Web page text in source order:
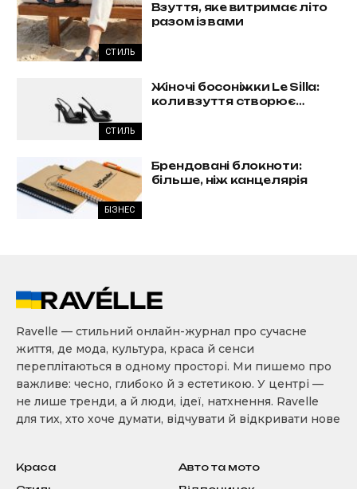
СТИЛЬ
Взуття, яке витримає літо
разом із вами
СТИЛЬ
Жіночі босоніжки Le Silla:
коли взуття створює
БІЗНЕС
Брендовані блокноти:
більше, ніж канцелярія
Ravelle — стильний онлайн-журнал про сучасне
життя, де мода, культура, краса й сенси
переплітаються в одному просторі. Ми пишемо про
важливе: чесно, глибоко й з естетикою. У центрі —
не лише тренди, а й люди, ідеї, натхнення. Ravelle
для тих, хто хоче думати, відчувати й відкривати нове
Краса
Авто та мото